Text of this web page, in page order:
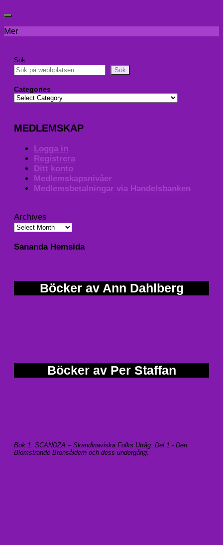
Mer
Sök
Sök
Categories
MEDLEMSKAP
Logga in
Registrera
Ditt konto
Medlemskapsnivåer
Medlemsbetalningar via Handelsbanken
Archives
Sananda Hemsida
Böcker av Ann Dahlberg
Böcker av Per Staffan
Bok 1: SCANDZA – Skandinaviska Folks Uttåg: Del 1 - Den
Blomstrande Bronsåldern och dess undergång.